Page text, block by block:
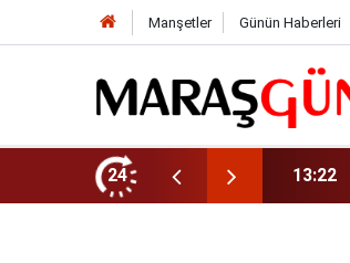
Manşetler Günün Haberleri
24 13:17